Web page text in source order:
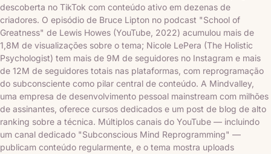
descoberta no TikTok com conteúdo ativo em dezenas de
criadores. O episódio de Bruce Lipton no podcast "School of
Greatness" de Lewis Howes (YouTube, 2022) acumulou mais de
1,8M de visualizações sobre o tema; Nicole LePera (The Holistic
Psychologist) tem mais de 9M de seguidores no Instagram e mais
de 12M de seguidores totais nas plataformas, com reprogramação
do subconsciente como pilar central de conteúdo. A Mindvalley,
uma empresa de desenvolvimento pessoal mainstream com milhões
de assinantes, oferece cursos dedicados e um post de blog de alto
ranking sobre a técnica. Múltiplos canais do YouTube — incluindo
um canal dedicado "Subconscious Mind Reprogramming" —
publicam conteúdo regularmente, e o tema mostra uploads